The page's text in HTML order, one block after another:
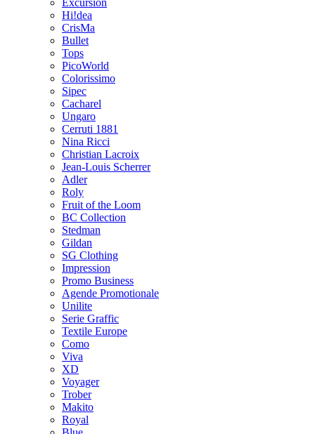
Hi!dea
CrisMa
Bullet
Tops
PicoWorld
Colorissimo
Sipec
Cacharel
Ungaro
Cerruti 1881
Nina Ricci
Christian Lacroix
Jean-Louis Scherrer
Adler
Roly
Fruit of the Loom
BC Collection
Stedman
Gildan
SG Clothing
Impression
Promo Business
Agende Promotionale
Unilite
Serie Graffic
Textile Europe
Como
Viva
XD
Voyager
Trober
Makito
Royal